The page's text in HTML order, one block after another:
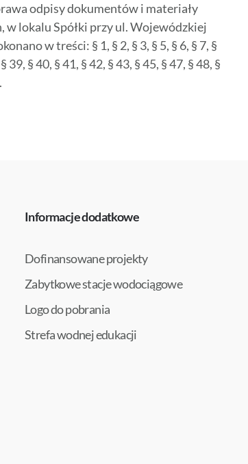
odpisy dokumentów i materiały
lokalu Spółki przy ul. Wojewódzkiej
w treści: § 1, § 2, § 3, § 5, § 6, § 7, §
39, § 40, § 41, § 42, § 43, § 45, § 47, § 48, §
Informacje dodatkowe
Dofinansowane projekty
Zabytkowe stacje wodociągowe
Logo do pobrania
Strefa wodnej edukacji